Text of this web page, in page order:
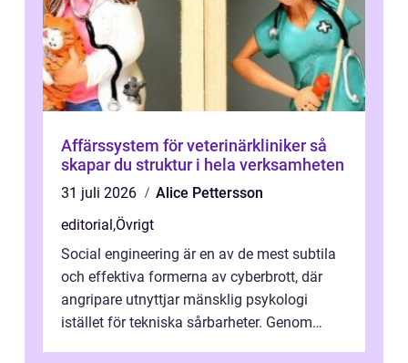
Affärssystem för veterinärkliniker så
skapar du struktur i hela verksamheten
31 juli 2026
Alice Pettersson
editorial,Övrigt
Social engineering är en av de mest subtila
och effektiva formerna av cyberbrott, där
angripare utnyttjar mänsklig psykologi
istället för tekniska sårbarheter. Genom